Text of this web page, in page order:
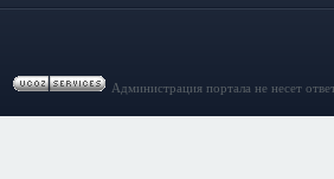
Администрация портала не несет